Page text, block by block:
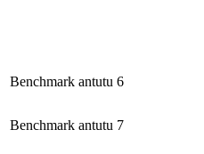
Benchmark antutu 6
Benchmark antutu 7